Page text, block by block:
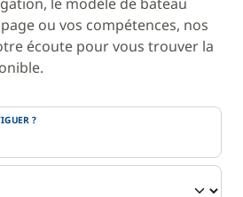
ou vos compétences, nos
écoute pour vous trouver la
?